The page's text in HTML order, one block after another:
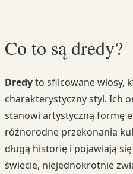
Co to są dredy?
Dredyto sfilcowane włosy,
charakterystyczny styl. Ich
stanowi artystyczną formę
różnorodne przekonania
długą historię i pojawiają
świecie, niejednokrotnie